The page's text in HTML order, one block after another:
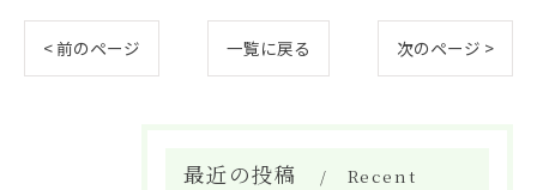
< 前のページ 一覧に戻る 次のページ >
最近の投稿
Recent